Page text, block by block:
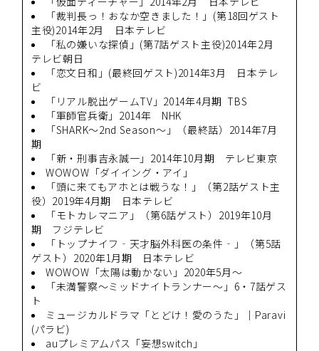
「裁判長っ！おなか空きました！」(第18回ゲスト
主役)2014年2月 日本テレビ
「私の嫌いな探偵」(第7話ゲスト主役)2014年2月
テレビ朝日
「恋文日和」(最終回ゲスト)2014年3月 日本テレ
ビ
「リアル脱出ゲームTV」2014年4月期 TBS
「軍師官兵衛」2014年 NHK
「SHARK～2nd Season～」（最終話）2014年7月
期
「新・刑事吉永誠一」2014年10月期 テレビ東京
WOWOW「ダイイング・アイ」
「頭に来てもアホとは戦うな！」（第2話ゲスト主
役）2019年4月期 日本テレビ
「モトカレマニア」（第6話ゲスト）2019年10月
期 フジテレビ
「トップナイフ‐天才脳外科医の条件‐」（第5話
ゲスト）2020年1月期 日本テレビ
WOWOW「太陽は動かない」2020年5月～
「未満警察～ミッドナイトランナー～」6・7話ゲス
ト
ミュージカルドラマ「とどけ！愛のうた」｜Paravi
(パラビ)
auプレミアムパス「妄想switch」